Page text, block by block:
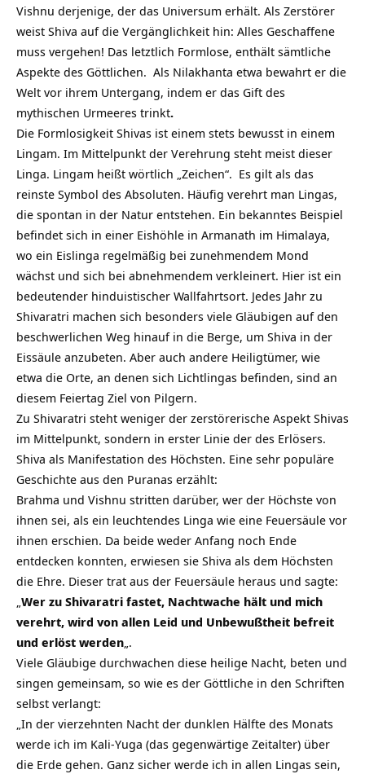
Vishnu derjenige, der das Universum erhält. Als Zerstörer
weist Shiva auf die Vergänglichkeit hin: Alles Geschaffene
muss vergehen! Das letztlich Formlose, enthält sämtliche
Aspekte des Göttlichen. Als Nilakhanta etwa bewahrt er die
Welt vor ihrem Untergang, indem er das Gift des
mythischen Urmeeres trinkt.
Die Formlosigkeit Shivas ist einem stets bewusst in einem
Lingam. Im Mittelpunkt der Verehrung steht meist dieser
Linga. Lingam heißt wörtlich „Zeichen“. Es gilt als das
reinste Symbol des Absoluten. Häufig verehrt man Lingas,
die spontan in der Natur entstehen. Ein bekanntes Beispiel
befindet sich in einer Eishöhle in Armanath im Himalaya,
wo ein Eislinga regelmäßig bei zunehmendem Mond
wächst und sich bei abnehmendem verkleinert. Hier ist ein
bedeutender hinduistischer Wallfahrtsort. Jedes Jahr zu
Shivaratri machen sich besonders viele Gläubigen auf den
beschwerlichen Weg hinauf in die Berge, um Shiva in der
Eissäule anzubeten. Aber auch andere Heiligtümer, wie
etwa die Orte, an denen sich Lichtlingas befinden, sind an
diesem Feiertag Ziel von Pilgern.
Zu Shivaratri steht weniger der zerstörerische Aspekt Shivas
im Mittelpunkt, sondern in erster Linie der des Erlösers.
Shiva als Manifestation des Höchsten. Eine sehr populäre
Geschichte aus den Puranas erzählt:
Brahma und Vishnu stritten darüber, wer der Höchste von
ihnen sei, als ein leuchtendes Linga wie eine Feuersäule vor
ihnen erschien. Da beide weder Anfang noch Ende
entdecken konnten, erwiesen sie Shiva als dem Höchsten
die Ehre. Dieser trat aus der Feuersäule heraus und sagte:
„Wer zu Shivaratri fastet, Nachtwache hält und mich
verehrt, wird von allen Leid und Unbewußtheit befreit
und erlöst werden„.
Viele Gläubige durchwachen diese heilige Nacht, beten und
singen gemeinsam, so wie es der Göttliche in den Schriften
selbst verlangt:
„In der vierzehnten Nacht der dunklen Hälfte des Monats
werde ich im Kali-Yuga (das gegenwärtige Zeitalter) über
die Erde gehen. Ganz sicher werde ich in allen Lingas sein,